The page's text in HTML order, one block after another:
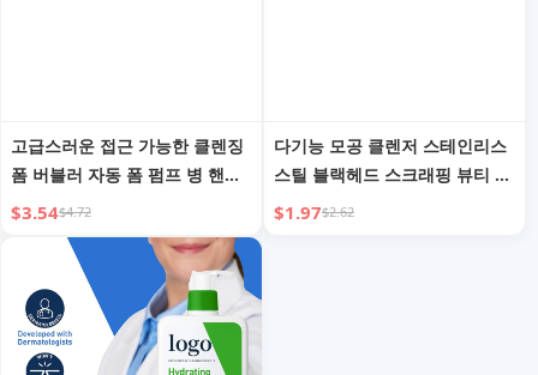
고급스러운 접근 가능한 클렌징
폼 버블러 자동 폼 펌프 병 핸드
새니타이저 샴푸 샤워젤 특수 프
레스 폼 병
$3.54$4.72
다기능 모공 클렌저 스테인리스
스틸 블랙헤드 스크래핑 뷰티 도
구 안면 모공 청소 마사지 뷰티
$1.97$2.62